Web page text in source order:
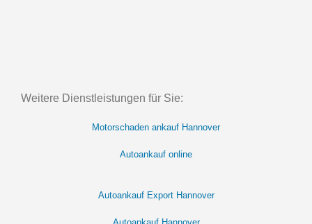
Weitere Dienstleistungen für Sie:
Motorschaden ankauf Hannover
Autoankauf online
Autoankauf Export Hannover